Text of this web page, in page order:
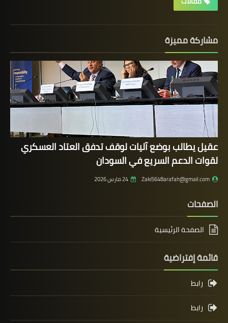
مشاركة مميزة
عقيل يطالب بوضع آليات لوقف تدفق العتاد العسكري
لقوات الدعم السريع في السودان
Zaki5648arafah@gmail.com 24 مارس 2026
الصفحات
الصفحة الرئيسية
قائمة إفتراضية
رابط
رابط